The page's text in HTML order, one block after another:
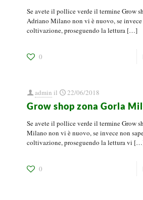
Se avete il pollice verde il termine Grow
Adriano Milano non vi è nuovo, se
coltivazione, proseguendo la lettura […]
0
admin il 22/06/2018
Grow shop zona Gorla
Se avete il pollice verde il termine Grow
Milano non vi è nuovo, se invece non
coltivazione, proseguendo la lettura vi
0